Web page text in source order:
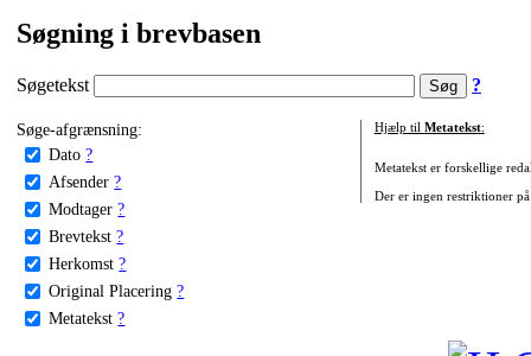
Søgning i brevbasen
Søgetekst ?
Søge-afgrænsning:
Dato ?
Afsender ?
Modtager ?
Brevtekst ?
Herkomst ?
Original Placering ?
Metatekst ?
Hjælp til Metatekst:
Metatekst er forskellige
Der er ingen restriktioner